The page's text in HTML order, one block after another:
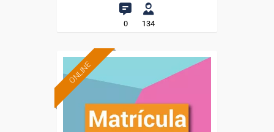
0 134
ONLINE